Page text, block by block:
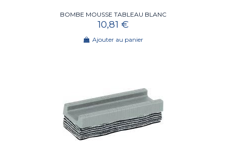
BOMBE MOUSSE TABLEAU BLANC
10,81 €
Ajouter au panier